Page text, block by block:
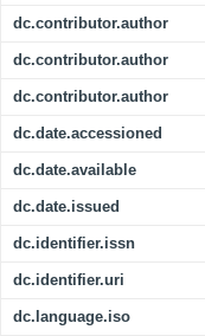
dc.contributor.author
dc.contributor.author
dc.contributor.author
dc.date.accessioned
dc.date.available
dc.date.issued
dc.identifier.issn
dc.identifier.uri
dc.language.iso